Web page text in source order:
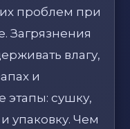
проблем при
Загрязнения
влагу,
и
этапы: сушку,
упаковку. Чем